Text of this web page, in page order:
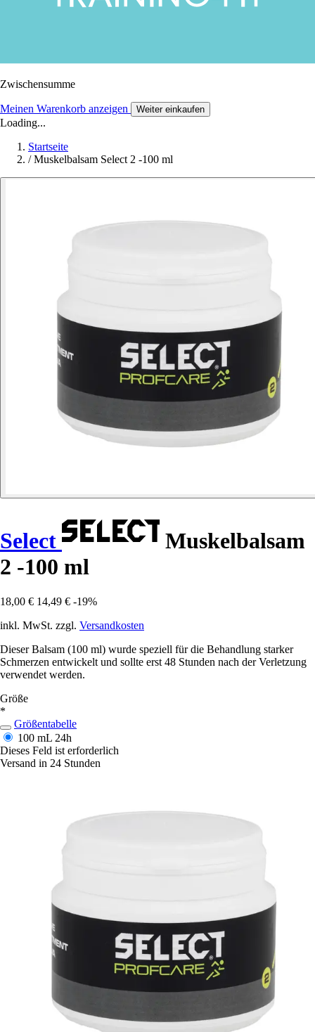
Zwischensumme
Meinen Warenkorb anzeigen Weiter einkaufen
Loading...
Startseite
/ Muskelbalsam Select 2 -100 ml
Select
Muskelbalsam
2 -100 ml
18,00 € 14,49 € -19%
inkl. MwSt. zzgl. Versandkosten
Dieser Balsam (100 ml) wurde speziell für die Behandlung starker
Schmerzen entwickelt und sollte erst 48 Stunden nach der Verletzung
verwendet werden.
Größe
*
Größentabelle
100 mL 24h
Dieses Feld ist erforderlich
Versand in 24 Stunden